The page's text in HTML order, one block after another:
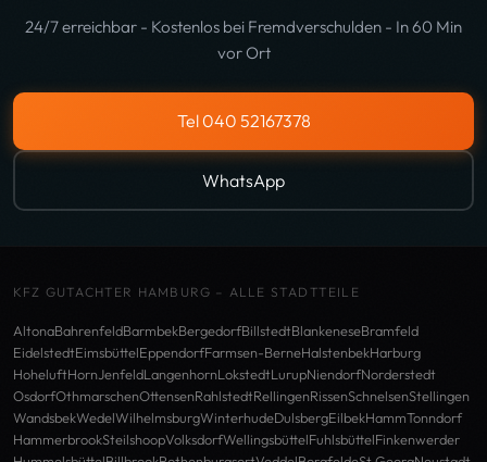
24/7 erreichbar - Kostenlos bei Fremdverschulden - In 60 Min
vor Ort
Tel 040 52167378
WhatsApp
KFZ GUTACHTER HAMBURG – ALLE STADTTEILE
AltonaBahrenfeldBarmbekBergedorfBillstedtBlankeneseBramfeld
EidelstedtEimsbüttelEppendorfFarmsen-BerneHalstenbekHarburg
HoheluftHornJenfeldLangenhornLokstedtLurupNiendorfNorderstedt
OsdorfOthmarschenOttensenRahlstedtRellingenRissenSchnelsenStellingen
WandsbekWedelWilhelmsburgWinterhudeDulsbergEilbekHammTonndorf
HammerbrookSteilshoopVolksdorfWellingsbüttelFuhlsbüttelFinkenwerder